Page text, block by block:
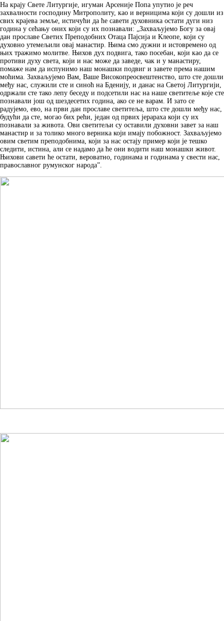
На крају Свете Литургије, игуман Арсеније Попа упутио је реч
захвалности господину Митрополиту, као и верницима који су дошли из
свих крајева земље, истичући да ће савети духовника остати дуги низ
година у сећању оних који су их познавали: „Захваљујемо Богу за овај
дан прославе Светих Преподобних Отаца Пајсија и Клеопе, који су
духовно утемељили овај манастир. Њима смо дужни и истовремено од
њих тражимо молитве. Њихов дух подвига, тако посебан, који као да се
противи духу света, који и нас може да заведе, чак и у манастиру,
помаже нам да испунимо наш монашки подвиг и завете према нашим
моћима. Захваљујемо Вам, Ваше Високопреосвештенство, што сте дошли
међу нас, служили сте и синоћ на Бденију, и данас на Светој Литургији,
одржали сте тако лепу беседу и подсетили нас на наше светитеље које сте
познавали још од шездесетих година, ако се не варам. И зато се
радујемо, ево, на први дан прославе светитеља, што сте дошли међу нас,
будући да сте, могао бих рећи, један од првих јерараха који су их
познавали за живота. Ови светитељи су оставили духовни завет за наш
манастир и за толико много верника који имају побожност. Захваљујемо
овим светим преподобнима, који за нас остају пример који је тешко
следити, истина, али се надамо да ће они водити наш монашки живот.
Њихови савети ће остати, вероватно, годинама и годинама у свести нас,
православног румунског народа”.